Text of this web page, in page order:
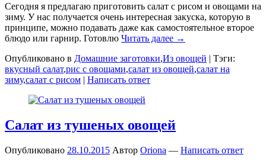
Сегодня я предлагаю приготовить салат с рисом и овощами на
зиму. У нас получается очень интересная закуска, которую в
принципе, можно подавать даже как самостоятельное второе
блюдо или гарнир. Готовлю Читать далее →
Опубликовано в Домашние заготовки,Из овощей | Тэги:
вкусный салат,рис с овощами,салат из овощей,салат на
зиму,салат с рисом | Написать ответ
Салат из тушеных овощей
Опубликовано 28.10.2015 Автор Oriona — Написать ответ